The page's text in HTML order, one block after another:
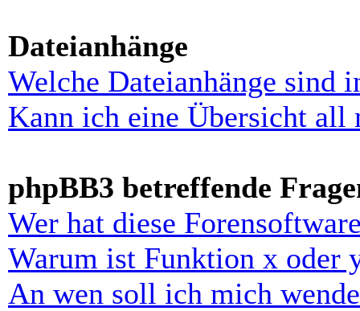
Dateianhänge
Welche Dateianhänge sind
Kann ich eine Übersicht all
phpBB3 betreffende
Wer hat diese
Warum ist Funktion x oder
An wen soll ich mich